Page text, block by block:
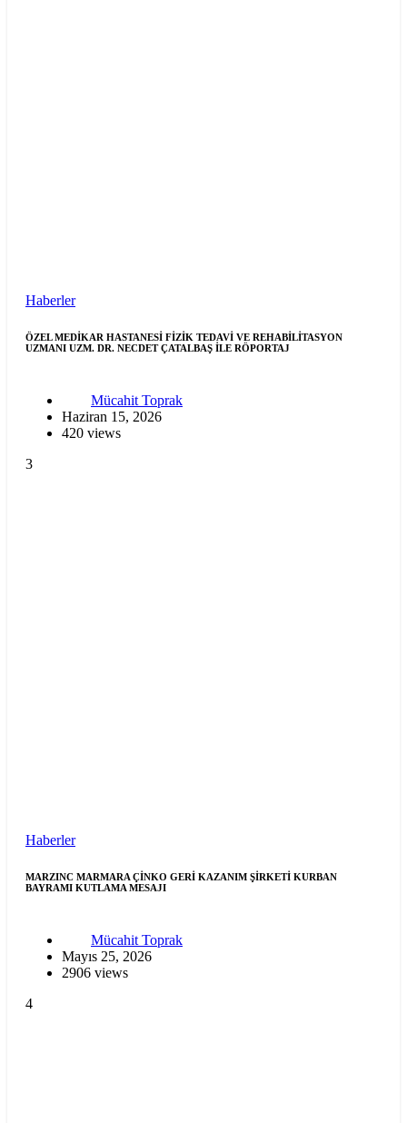
Haberler
ÖZEL MEDİKAR HASTANESİ FİZİK TEDAVİ VE REHABİLİTASYON
UZMANI UZM. DR. NECDET ÇATALBAŞ İLE RÖPORTAJ
Mücahit Toprak
Haziran 15, 2026
420 views
3
Haberler
MARZINC MARMARA ÇİNKO GERİ KAZANIM ŞİRKETİ KURBAN
BAYRAMI KUTLAMA MESAJI
Mücahit Toprak
Mayıs 25, 2026
2906 views
4